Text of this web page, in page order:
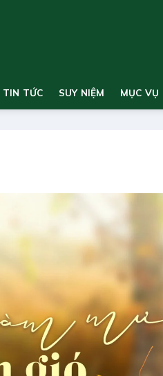
TIN TỨC SUY NIỆM MỤC VỤ